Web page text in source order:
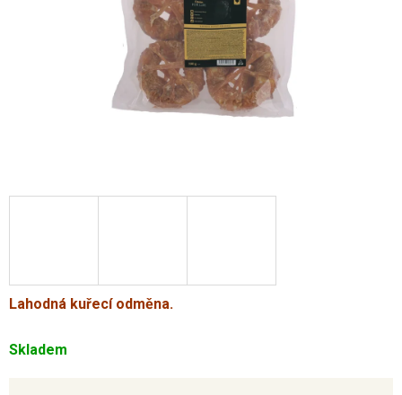
Skladem
Lahodná kuřecí odměna.